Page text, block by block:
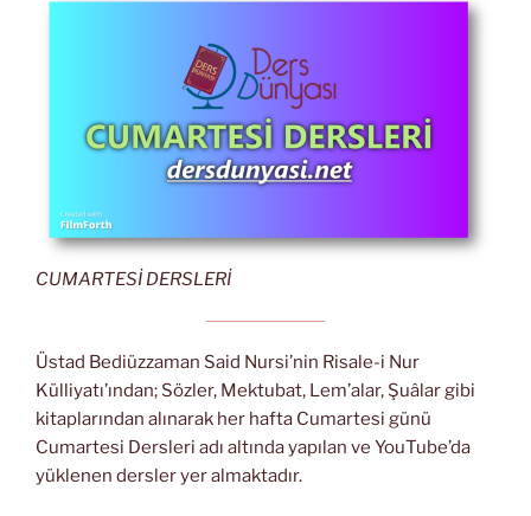
CUMARTESİ DERSLERİ
Üstad Bediüzzaman Said Nursi’nin Risale-i Nur
Külliyatı’ından; Sözler, Mektubat, Lem’alar, Şuâlar gibi
kitaplarından alınarak her hafta Cumartesi günü
Cumartesi Dersleri adı altında yapılan ve YouTube’da
yüklenen dersler yer almaktadır.